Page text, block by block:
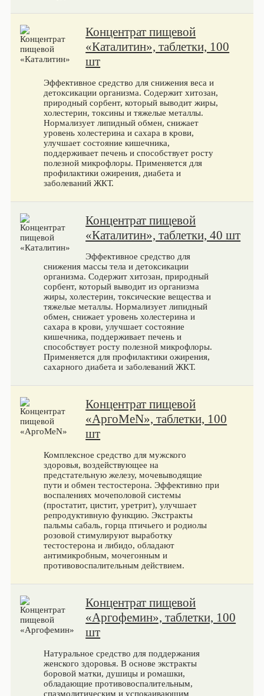
Концентрат пищевой
«Каталитин», таблетки, 100
шт
Эффективное средство для снижения веса и
детоксикации организма. Содержит хитозан,
природный сорбент, который выводит жиры,
холестерин, токсины и тяжелые металлы.
Нормализует липидный обмен, снижает
уровень холестерина и сахара в крови,
улучшает состояние кишечника,
поддерживает печень и способствует росту
полезной микрофлоры. Применяется для
профилактики ожирения, диабета и
заболеваний ЖКТ.
Концентрат пищевой
«Каталитин», таблетки, 40 шт
Эффективное средство для
снижения массы тела и детоксикации
организма. Содержит хитозан, природный
сорбент, который выводит из организма
жиры, холестерин, токсические вещества и
тяжелые металлы. Нормализует липидный
обмен, снижает уровень холестерина и
сахара в крови, улучшает состояние
кишечника, поддерживает печень и
способствует росту полезной микрофлоры.
Применяется для профилактики ожирения,
сахарного диабета и заболеваний ЖКТ.
Концентрат пищевой
«АргоMeN», таблетки, 100
шт
Комплексное средство для мужского
здоровья, воздействующее на
предстательную железу, мочевыводящие
пути и обмен тестостерона. Эффективно при
воспалениях мочеполовой системы
(простатит, цистит, уретрит), улучшает
репродуктивную функцию. Экстракты
пальмы сабаль, горца птичьего и родиолы
розовой стимулируют выработку
тестостерона и либидо, обладают
антимикробным, мочегонным и
противовоспалительным действием.
Концентрат пищевой
«Аргофемин», таблетки, 100
шт
Натуральное средство для поддержания
женского здоровья. В основе экстракты
боровой матки, душицы и ромашки,
обладающие противовоспалительным,
спазмолитическим и успокаивающим